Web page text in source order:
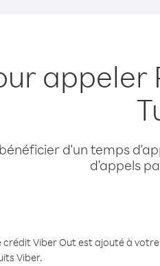
d'un temps
d'appels
Viber Out est ajouté à
Viber.